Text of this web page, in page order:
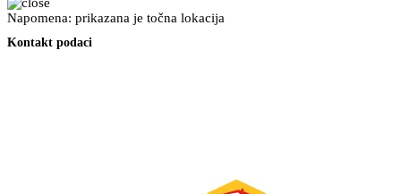
Napomena: prikazana je točna lokacija
Kontakt podaci